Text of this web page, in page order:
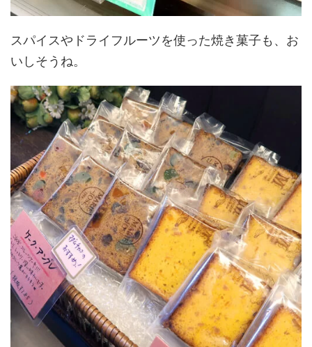
スパイスやドライフルーツを使った焼き菓子も、お
いしそうね。